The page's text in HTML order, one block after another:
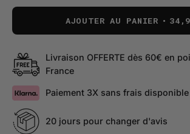
AJOUTER AU PANIER
Livraison OFFERTE dès 60€ en
France
Paiement 3X sans frais disponible
20 jours pour changer d'avis